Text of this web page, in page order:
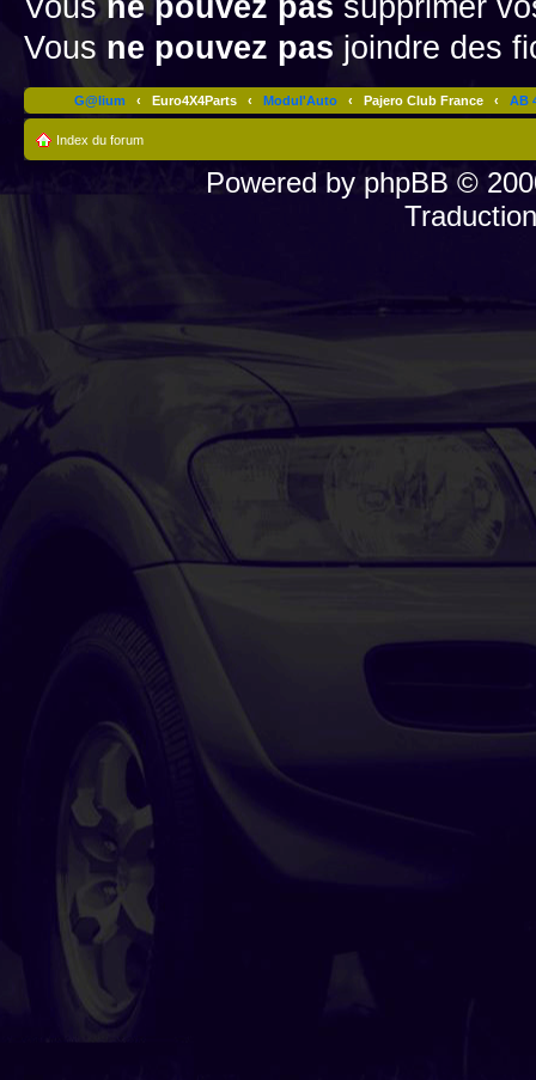
Vous ne pouvez pas joindre des
G@lium ‹ Euro4X4Parts ‹ Modul'Auto ‹ Pajero Club France ‹ AB
Index du forum
Powered by phpBB ©